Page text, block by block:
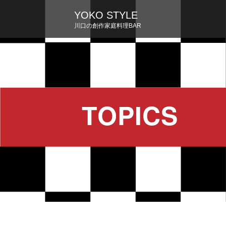
YOKO STYLE
川口の創作家庭料理BAR
TOPICS